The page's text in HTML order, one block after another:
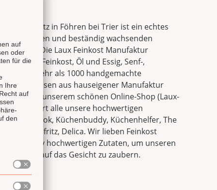
mit Sitz in Föhren bei Trier ist ein echtes
und beständig wachsenden
Die Laux Feinkost Manufaktur
Feinkost, Öl und Essig, Senf-,
Mehr als 1000 handgemachte
Spirituosen aus hauseigener Manufaktur
und in unserem schönen Online-Shop (Laux-
Shop führt alle unsere hochwertigen
Valenbrook, Küchenbuddy, Küchenhelfer, The
Saucenfritz, Delica. Wir lieben Feinkost
qualitativ hochwertigen Zutaten, um unseren
Lächeln auf das Gesicht zu zaubern.